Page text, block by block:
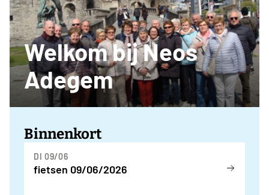
Welkom bij Neos
Adegem
Binnenkort
DI 09/06
fietsen 09/06/2026